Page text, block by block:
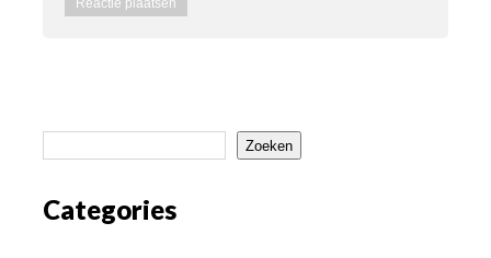
Zoeken
Categories